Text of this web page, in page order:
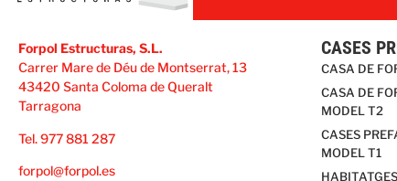
Forpol Estructuras, S.L.
Carrer Mare de Déu de Montserrat, 13
43420 Santa Coloma de Queralt
Tarragona
Tel. 977 881 287
forpol@forpol.es
CASES
CASA DE
CASA DE
MODEL T2
CASES
MODEL T1